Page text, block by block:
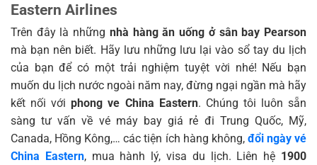
Eastern Airlines
Trên đây là những nhà hàng ăn uống ở sân bay Pearson
mà bạn nên biết. Hãy lưu những lưu lại vào sổ tay du lịch
của bạn để có một trải nghiệm tuyệt vời nhé! Nếu bạn
muốn du lịch nước ngoài năm nay, đừng ngại ngần mà hãy
kết nối vớiphong ve China Eastern. Chúng tôi luôn sẵn
sàng tư vấn về vé máy bay giá rẻ đi Trung Quốc, Mỹ,
Canada, Hồng Kông,… các tiện ích hàng không, đổi ngày vé
China Eastern, mua hành lý, visa du lịch. Liên hệ 1900